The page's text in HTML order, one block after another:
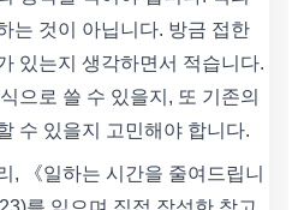
는 것이 아닙니다. 방금 접한
있는지 생각하면서 적습니다.
으로 쓸 수 있을지, 또 기존의
수 있을지 고민해야 합니다.
, 《일하는 시간을 줄여드립니